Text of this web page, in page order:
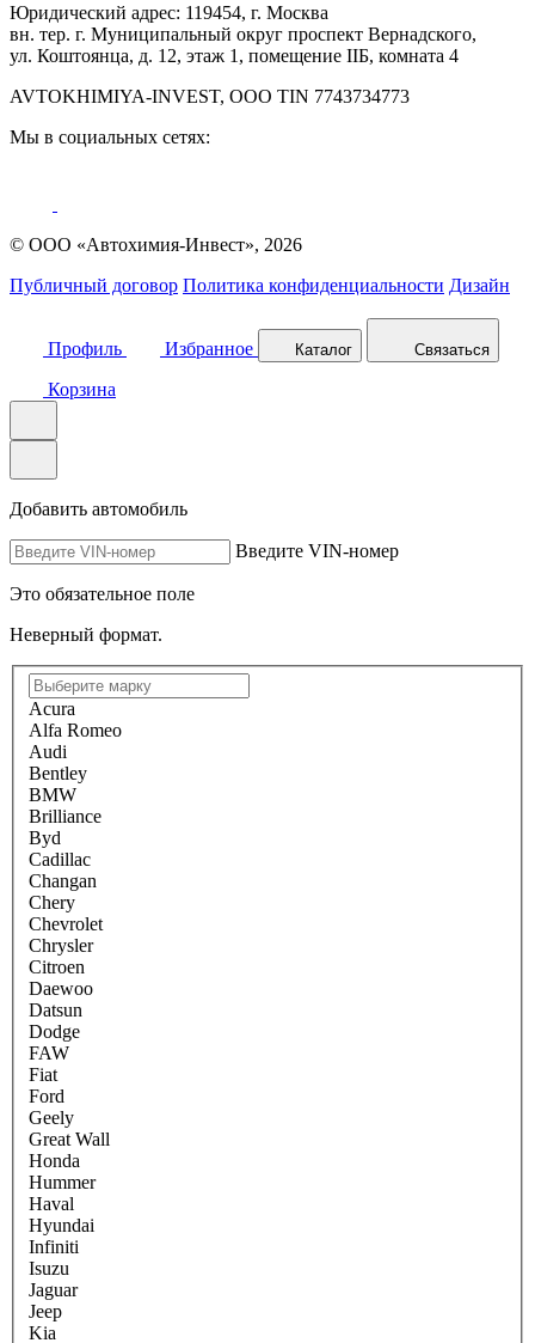
Юридический адрес: 119454, г. Москва
вн. тер. г. Муниципальный округ проспект Вернадского,
ул. Коштоянца, д. 12, этаж 1, помещение IIБ, комната 4
AVTOKHIMIYA-INVEST, OOO TIN 7743734773
Мы в социальных сетях:
© ООО «Автохимия-Инвест», 2026
Публичный договор Политика конфиденциальности Дизайн
Профиль Избранное Каталог Связаться
Корзина
Добавить автомобиль
Введите VIN-номер
Это обязательное поле
Неверный формат.
Acura
Alfa Romeo
Audi
Bentley
BMW
Brilliance
Byd
Cadillac
Changan
Chery
Chevrolet
Chrysler
Citroen
Daewoo
Datsun
Dodge
FAW
Fiat
Ford
Geely
Great Wall
Honda
Hummer
Haval
Hyundai
Infiniti
Isuzu
Jaguar
Jeep
Kia